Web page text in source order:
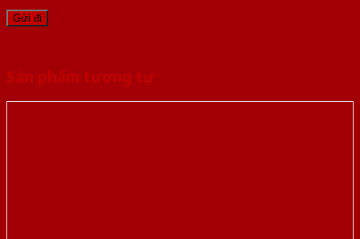
Sản phẩm tương tự